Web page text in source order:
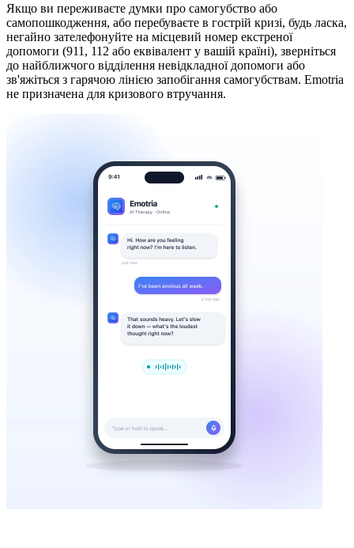
Якщо ви переживаєте думки про самогубство або
самопошкодження, або перебуваєте в гострій кризі, будь ласка,
негайно зателефонуйте на місцевий номер екстреної
допомоги (911, 112 або еквівалент у вашій країні), зверніться
до найближчого відділення невідкладної допомоги або
зв'яжіться з гарячою лінією запобігання самогубствам. Emotria
не призначена для кризового втручання.